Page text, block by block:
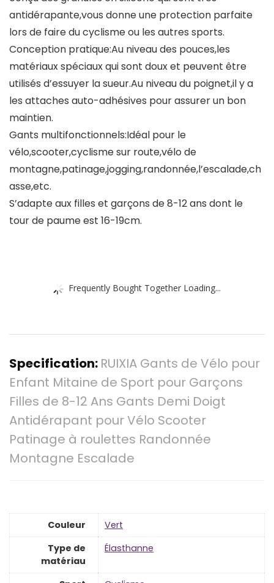
antidérapante,vous donne une protection parfaite
lors de faire du cyclisme ou les autres sports.
Conception pratique:Au niveau des pouces,les
matériaux spéciaux qui sont doux et peuvent être
utilisés d’essuyer la sueur.Au niveau du poignet,il y a
les attaches auto-adhésives pour assurer un bon
maintien.
Gants multifonctionnels:Idéal pour le
vélo,scooter,cyclisme sur route,vélo de
montagne,patinage,jogging,randonnée,l’escalade,ch
asse,etc.
S’adapte aux filles et garçons de 8-12 ans dont le
tour de paume est 16-19cm.
Frequently Bought Together Loading...
Specification: RUIXIA Gants de Vélo pour
Enfant Mitaine de Sport pour Garçons
Filles de 8-12 Ans Gants Demi Doigt
Antidérapant pour Vélo Scooter
Patinage à roulettes Randonnée
Montagne Escalade
Couleur
‎Vert
Type de
matériau
‎Élasthanne